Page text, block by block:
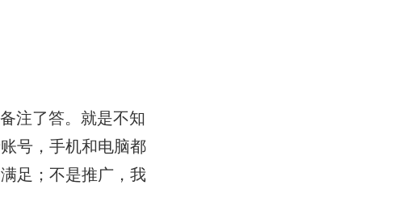
注了答。就是不知
号，手机和电脑都
足；不是推广，我